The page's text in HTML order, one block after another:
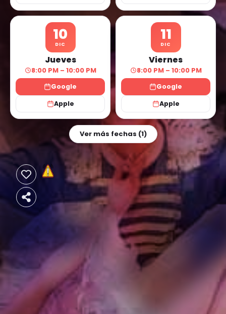
10
DIC
Jueves
8:00 PM – 10:00 PM
Google
Apple
11
DIC
Viernes
8:00 PM – 10:00 PM
Google
Apple
Ver más fechas (1)